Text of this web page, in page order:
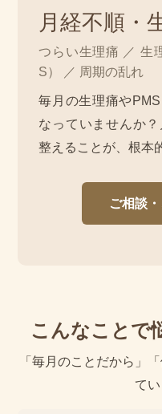
月経不順・
つらい生理痛 ／ 生
S） ／ 周期の乱れ
毎月の生理痛や
なっていませんか
整えることが、根本
ご相談
こんなことで
「毎月のことだから」
て